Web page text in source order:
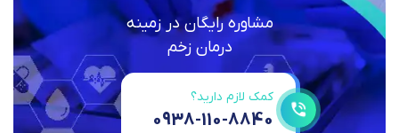
مشاوره رایگان در زمینه
درمان زخم
کمک لازم دارید؟
0938-110-8840